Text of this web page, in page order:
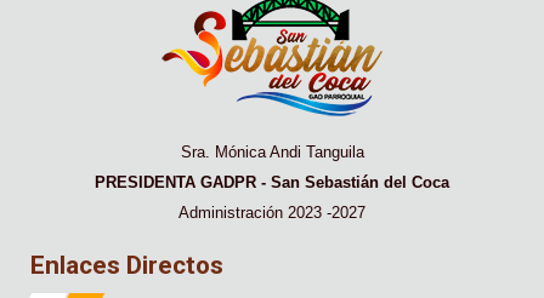
Sra. Mónica Andi Tanguila
PRESIDENTA GADPR - San Sebastián del Coca
Administración 2023 -2027
Enlaces Directos